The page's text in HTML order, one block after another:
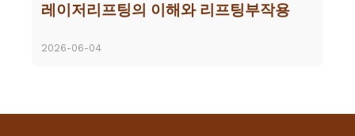
레이저리프팅의 이해와 리프팅부작용
2026-06-04